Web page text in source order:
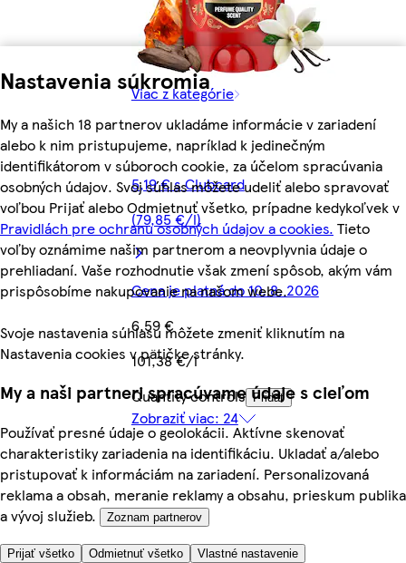
Nastavenia súkromia
My a našich 18 partnerov ukladáme informácie v zariadení
alebo k nim pristupujeme, napríklad k jedinečným
identifikátorom v súboroch cookie, za účelom spracúvania
osobných údajov. Svoj súhlas môžete udeliť alebo spravovať
voľbou Prijať alebo Odmietnuť všetko, prípadne kedykoľvek v
Pravidlách pre ochranu osobných údajov a cookies. Tieto
voľby oznámime našim partnerom a neovplyvnia údaje o
prehliadaní. Vaše rozhodnutie však zmení spôsob, akým vám
prispôsobíme nakupovanie na našom webe.
Svoje nastavenia súhlasu môžete zmeniť kliknutím na
Nastavenia cookies v pätičke stránky.
My a naši partneri spracúvame údaje s cieľom
Používať presné údaje o geolokácii. Aktívne skenovať
charakteristiky zariadenia na identifikáciu. Ukladať a/alebo
pristupovať k informáciám na zariadení. Personalizovaná
reklama a obsah, meranie reklamy a obsahu, prieskum publika
a vývoj služieb.
Zoznam partnerov
Prijať všetko Odmietnuť všetko Vlastné nastavenie
Viac z kategórie
5,19 € s Clubcard
(79,85 €/l)
Cena je platná do 10. 8. 2026
6,59 €
101,38 €/l
Quantity controls Pridať
Zobraziť viac: 24